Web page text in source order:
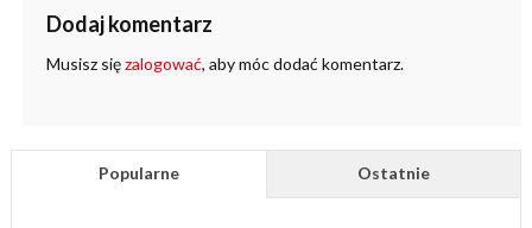
Dodaj komentarz
Musisz sięzalogować, aby móc dodać komentarz.
Popularne Ostatnie